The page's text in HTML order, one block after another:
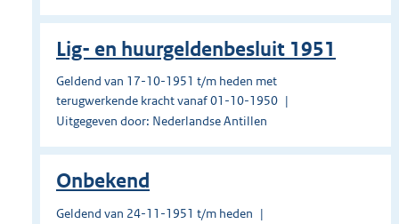
Lig- en huurgeldenbesluit 1951
Geldend van 17-10-1951 t/m heden met
terugwerkende kracht vanaf 01-10-1950
Uitgegeven door: Nederlandse Antillen
Onbekend
Geldend van 24-11-1951 t/m heden